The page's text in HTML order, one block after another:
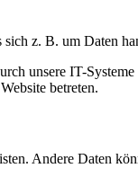
z. B. um Daten
unsere IT-
betreten.
Andere Daten